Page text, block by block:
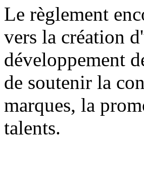
Le règlement
vers la création
développement
de soutenir la
marques, la
talents.